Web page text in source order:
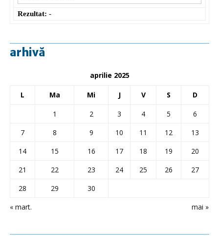
Rezultat: -
arhivă
aprilie 2025
L Ma Mi J V S D
« mart. mai »
1 2 3 4 5
6
7
8 9 10 11 12
13
14
15 16 17 18 19
20
21
22 23 24 25 26
27
28
29 30